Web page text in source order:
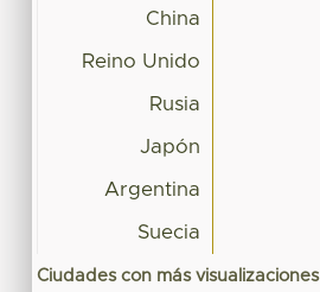
China
Reino Unido
Rusia
Japón
Argentina
Suecia
Ciudades con más visualizaciones